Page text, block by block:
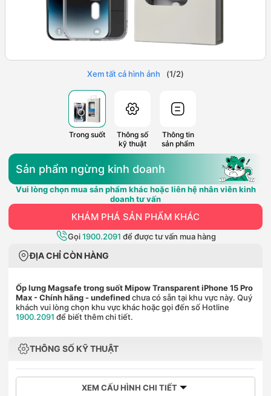
Xem tất cả hình ảnh (1/2)
Trong suốt
Thông số
kỹ thuật
Thông tin
sản phẩm
Sản phẩm ngừng kinh doanh
Vui lòng chọn mua sản phẩm khác hoặc liên hệ nhân viên kinh
doanh tư vấn
KHÁM PHÁ SẢN PHẨM KHÁC
Gọi1900.2091 để được tư vấn mua hàng
ĐỊA CHỈ CÒN HÀNG
Ốp lưng Magsafe trong suốt Mipow Transparent iPhone 15 Pro
Max - Chính hãng - undefinedchưa có sẵn tại khu vực này. Quý
khách vui lòng chọn khu vực khác hoặc gọi đến số Hotline
1900.2091 để biết thêm chi tiết.
THÔNG SỐ KỸ THUẬT
XEM CẤU HÌNH CHI TIẾT